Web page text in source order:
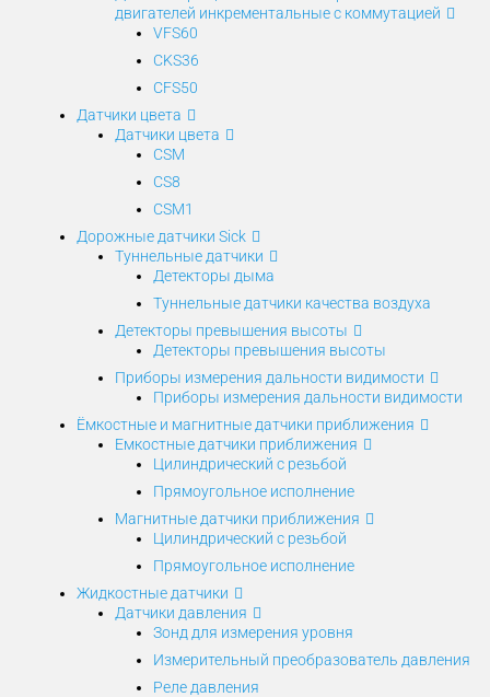
двигателей инкрементальные с коммутацией
VFS60
CKS36
CFS50
Датчики цвета
Датчики цвета
CSM
CS8
CSM1
Дорожные датчики Sick
Туннельные датчики
Детекторы дыма
Туннельные датчики качества воздуха
Детекторы превышения высоты
Детекторы превышения высоты
Приборы измерения дальности видимости
Приборы измерения дальности видимости
Ёмкостные и магнитные датчики приближения
Емкостные датчики приближения
Цилиндрический с резьбой
Прямоугольное исполнение
Магнитные датчики приближения
Цилиндрический с резьбой
Прямоугольное исполнение
Жидкостные датчики
Датчики давления
Зонд для измерения уровня
Измерительный преобразователь давления
Реле давления